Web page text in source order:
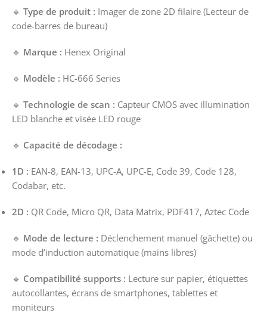
🔹 Type de produit : Imager de zone 2D filaire (Lecteur de
code-barres de bureau)
🔹 Marque : Henex Original
🔹 Modèle : HC-666 Series
🔹 Technologie de scan : Capteur CMOS avec illumination
LED blanche et visée LED rouge
🔹 Capacité de décodage :
1D : EAN-8, EAN-13, UPC-A, UPC-E, Code 39, Code 128,
Codabar, etc.
2D : QR Code, Micro QR, Data Matrix, PDF417, Aztec Code
🔹 Mode de lecture : Déclenchement manuel (gâchette) ou
mode d’induction automatique (mains libres)
🔹 Compatibilité supports : Lecture sur papier, étiquettes
autocollantes, écrans de smartphones, tablettes et
moniteurs